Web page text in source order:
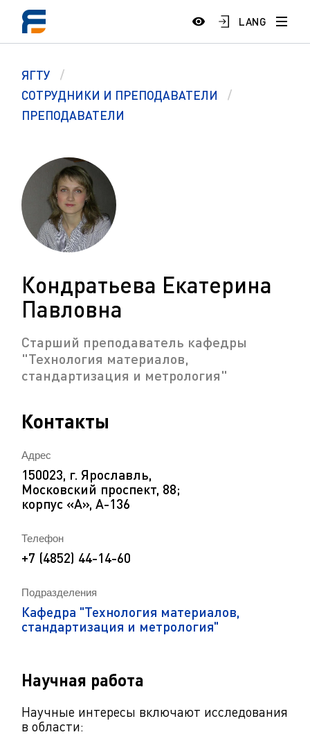
LANG
ЯГТУ
СОТРУДНИКИ И ПРЕПОДАВАТЕЛИ
ПРЕПОДАВАТЕЛИ
Кондратьева Екатерина
Павловна
Старший преподаватель кафедры
"Технология материалов,
стандартизация и метрология"
Подразделения
Кафедра "Технология материалов,
стандартизация и метрология"
Научная работа
Научные интересы включают исследования
в области:
Контакты
Адрес
150023, г. Ярославль,
Московский проспект, 88;
корпус «А», А-136
Телефон
+7 (4852) 44-14-60